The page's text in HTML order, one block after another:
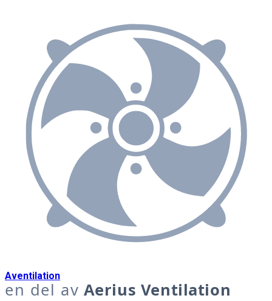
Aventilation
en del av Aerius Ventilation